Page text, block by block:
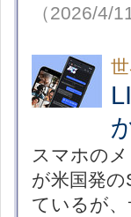
（2026/4/11
スマホの
が米国発
ているが